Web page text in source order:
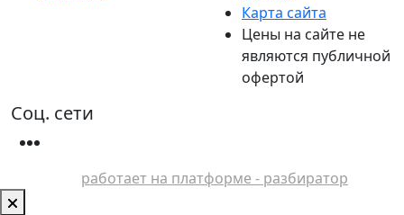
Карта сайта
Цены на сайте не
являются публичной
офертой
Соц. сети
работает на платформе - разбиратор